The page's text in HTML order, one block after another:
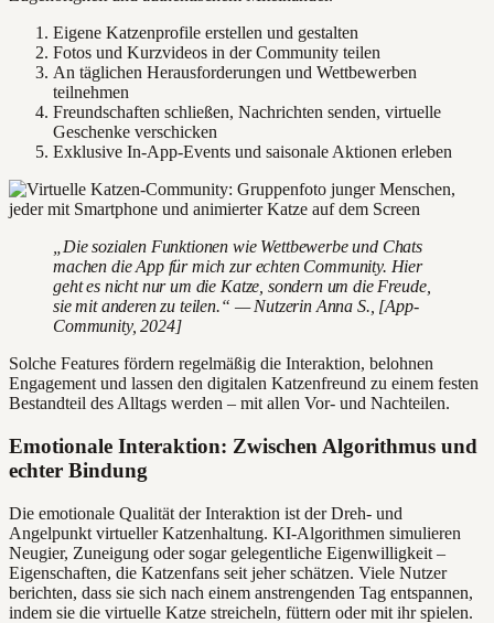
Eigene Katzenprofile erstellen und gestalten
Fotos und Kurzvideos in der Community teilen
An täglichen Herausforderungen und Wettbewerben
teilnehmen
Freundschaften schließen, Nachrichten senden, virtuelle
Geschenke verschicken
Exklusive In-App-Events und saisonale Aktionen erleben
„Die sozialen Funktionen wie Wettbewerbe und Chats
machen die App für mich zur echten Community. Hier
geht es nicht nur um die Katze, sondern um die Freude,
sie mit anderen zu teilen.“ — Nutzerin Anna S., [App-
Community, 2024]
Solche Features fördern regelmäßig die Interaktion, belohnen
Engagement und lassen den digitalen Katzenfreund zu einem festen
Bestandteil des Alltags werden – mit allen Vor- und Nachteilen.
Emotionale Interaktion: Zwischen Algorithmus und
echter Bindung
Die emotionale Qualität der Interaktion ist der Dreh- und
Angelpunkt virtueller Katzenhaltung. KI-Algorithmen simulieren
Neugier, Zuneigung oder sogar gelegentliche Eigenwilligkeit –
Eigenschaften, die Katzenfans seit jeher schätzen. Viele Nutzer
berichten, dass sie sich nach einem anstrengenden Tag entspannen,
indem sie die virtuelle Katze streicheln, füttern oder mit ihr spielen.